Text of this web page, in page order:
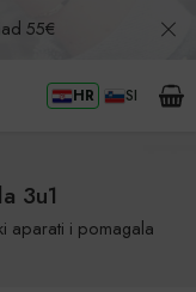
55€
HR SI
3u1
aparati i pomagala